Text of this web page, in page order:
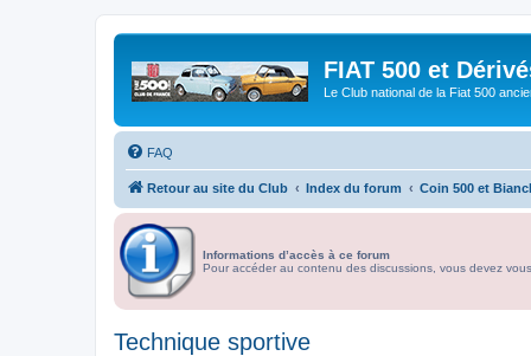
FIAT 500 et
Le Club national de la Fiat 500
FAQ
Retour au site du Club Index du forum Coin 500 et
Informations d’accès à ce forum
Pour accéder au contenu des discussions, vous devez
Technique sportive